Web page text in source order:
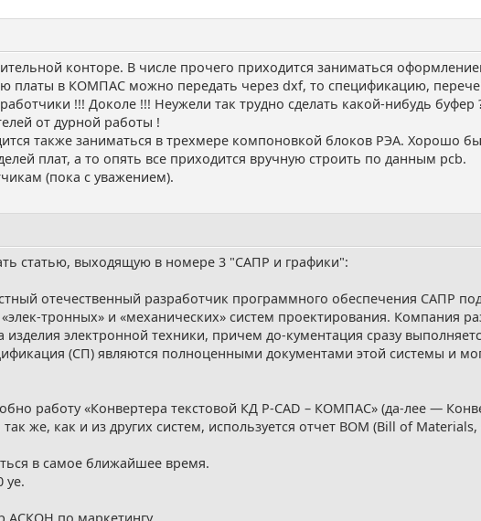
конторе. В числе прочего приходится заниматься
платы в КОМПАС можно передать через dxf, то спецификацию,
!!! Доколе !!! Неужели так трудно сделать какой-нибудь
от дурной работы !
также заниматься в трехмере компоновкой блоков РЭА. Хорошо
плат, а то опять все приходится вручную строить по данным pcb.
(пока с уважением).
статью, выходящую в номере 3 "САПР и графики":
отечественный разработчик программного обеспечения САПР
тронных» и «механических» систем проектирования. Компания
изделия электронной техники, причем до-кументация сразу
(СП) являются полноценными документами этой системы и
работу «Конвертера текстовой КД P-CAD – КОМПАС» (да-лее —
же, как и из других систем, используется отчет BOM (Bill of
в самое ближайшее время.
уе.